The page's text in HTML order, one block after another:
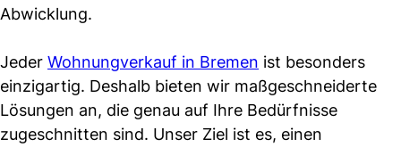
Abwicklung.
Jeder Wohnungverkauf in Bremen ist besonders
einzigartig. Deshalb bieten wir maßgeschneiderte
Lösungen an, die genau auf Ihre Bedürfnisse
zugeschnitten sind. Unser Ziel ist es, einen